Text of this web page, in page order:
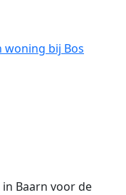
woning bij Bos
Baarn voor de